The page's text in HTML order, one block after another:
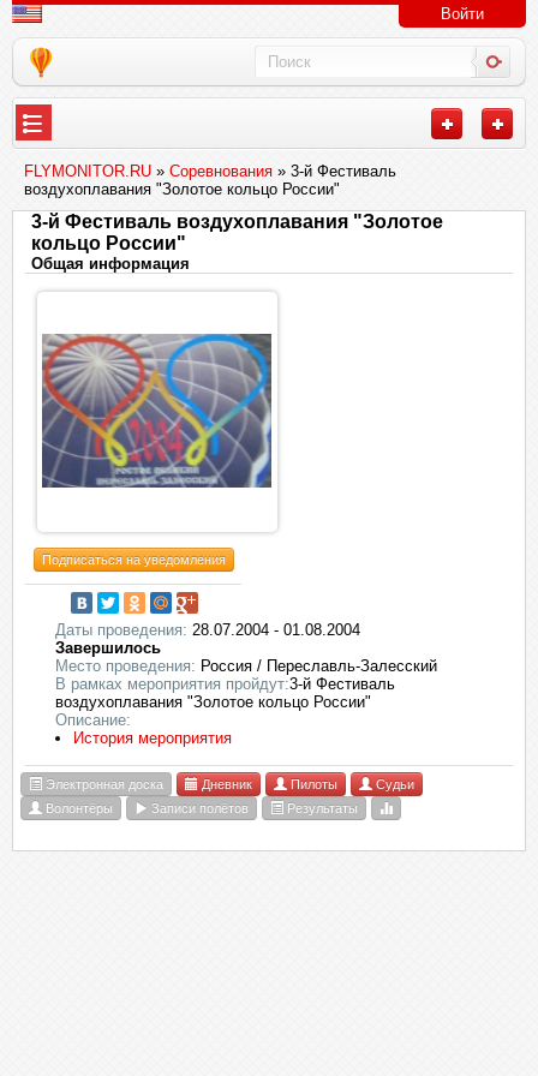
Войти
FLYMONITOR.RU » Соревнования » 3-й Фестиваль
воздухоплавания "Золотое кольцо России"
3-й Фестиваль воздухоплавания "Золотое
кольцо России"
Общая информация
Подписаться на уведомления
Даты проведения: 28.07.2004 - 01.08.2004
Завершилось
Место проведения: Россия / Переславль-Залесский
В рамках мероприятия пройдут:3-й Фестиваль
воздухоплавания "Золотое кольцо России"
Описание:
История мероприятия
Электронная доска Дневник Пилоты
Судьи
Волонтёры
Записи полётов Результаты